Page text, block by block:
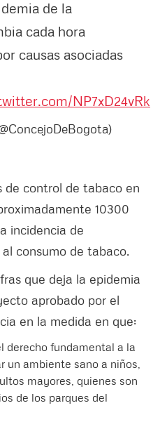
de la
cada hora
causas asociadas
NP7xD24vRk
de control de tabaco en
10300
incidencia de
consumo de tabaco.
que deja la epidemia
aprobado por el
en la medida en que:
derecho fundamental a la
un ambiente sano a niños,
mayores, quienes son
de los parques del